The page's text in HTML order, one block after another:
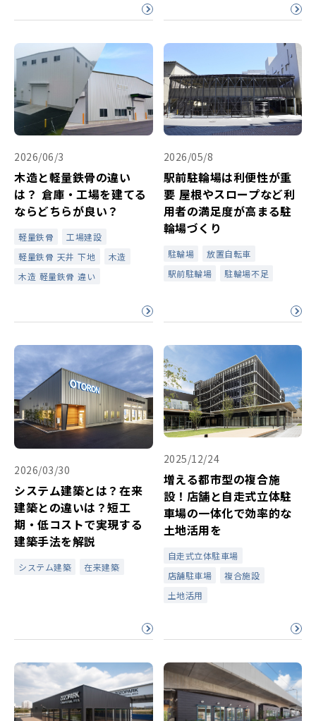
2026/06/3
木造と軽量鉄骨の違い
は？ 倉庫・工場を建てる
ならどちらが良い？
軽量鉄骨
工場建設
軽量鉄骨 天井 下地
木造
木造 軽量鉄骨 違い
2026/05/8
駅前駐輪場は利便性が重
要 屋根やスロープなど利
用者の満足度が高まる駐
輪場づくり
駐輪場
放置自転車
駅前駐輪場
駐輪場不足
2026/03/30
システム建築とは？在来
建築との違いは？短工
期・低コストで実現する
建築手法を解説
システム建築 在来建築
2025/12/24
増える都市型の複合施
設！店舗と自走式立体駐
車場の一体化で効率的な
土地活用を
自走式立体駐車場
店舗駐車場
複合施設
土地活用